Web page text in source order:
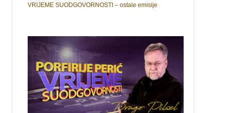
VRIJEME SUODGOVORNOSTI – ostale emisije